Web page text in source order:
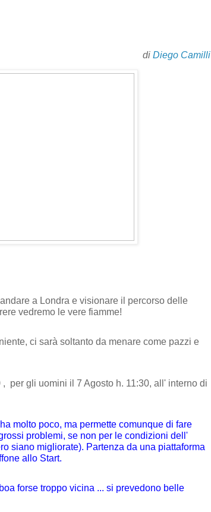
di Diego Camilli
a Londra e visionare il percorso delle
vedremo le vere fiamme!
ci sarà soltanto da menare come pazzi e
, per gli uomini il 7 Agosto h. 11:30, all' interno di
molto poco, ma permette comunque di fare
problemi, se non per le condizioni dell'
siano migliorate). Partenza da una piattaforma
allo Start.
forse troppo vicina ... si prevedono belle